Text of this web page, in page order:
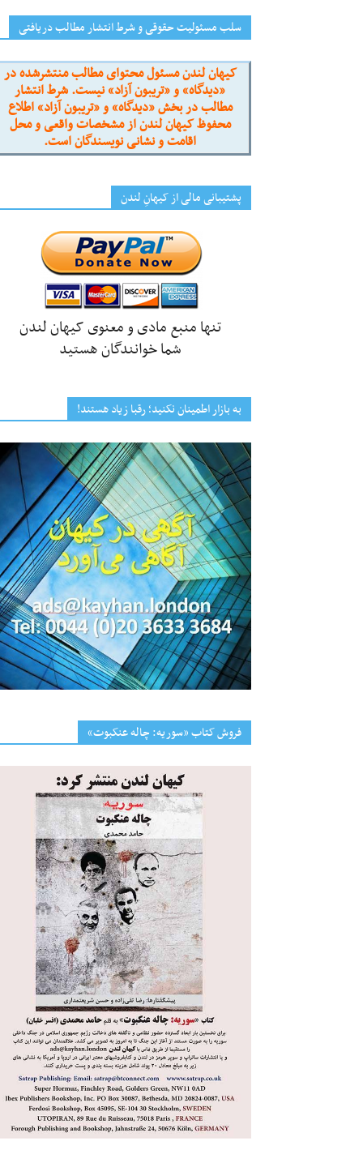
سلب مسئولیت حقوقی و شرط انتشار مطالب دریافتی
کیهان لندن مسئول محتوای مطالب منتشرشده در
«دیدگاه» و «تریبون آزاد» نیست. شرط انتشار
مطالب در بخش «دیدگاه» و «تریبون آزاد» اطلاع
محفوظ کیهان لندن از مشخصات واقعی و محل
اقامت و نشانی نویسندگان است.
پشتیبانی مالی از کیهانِ لندن
تنها منبع مادی و معنوی کیهان لندن
شما خوانندگان هستید
به بازار اطمینان نکنید؛ رقبا زیاد هستند!
فروش کتاب «سوریه: چاله عنکبوت»